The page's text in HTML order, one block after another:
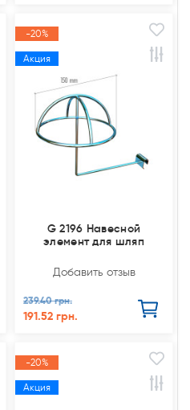
-20%
Акция
G 2196 Навесной
элемент для шляп
Добавить отзыв
239.40 грн.
191.52 грн.
-20%
Акция